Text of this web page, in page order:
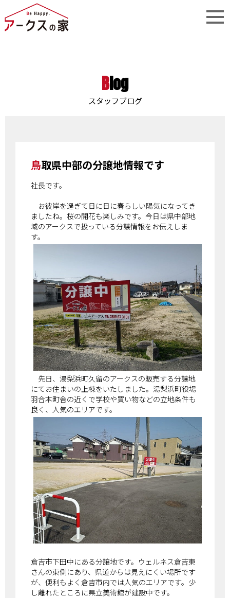
Blog
スタッフブログ
鳥取県中部の分譲地情報です
社長です。
お彼岸を過ぎて日に日に春らしい陽気になってき
ましたね。桜の開花も楽しみです。今日は県中部地
域のアークスで扱っている分譲情報をお伝えしま
す。
先日、湯梨浜町久留のアークスの販売する分譲地
にてお住まいの上棟をいたしました。湯梨浜町役場
羽合本町舎の近くで学校や買い物などの立地条件も
良く、人気のエリアです。
倉吉市下田中にある分譲地です。ウェルネス倉吉東
さんの東側にあり、県道からは見えにくい場所です
が、便利もよく倉吉市内では人気のエリアです。少
し離れたところに県立美術館が建設中です。